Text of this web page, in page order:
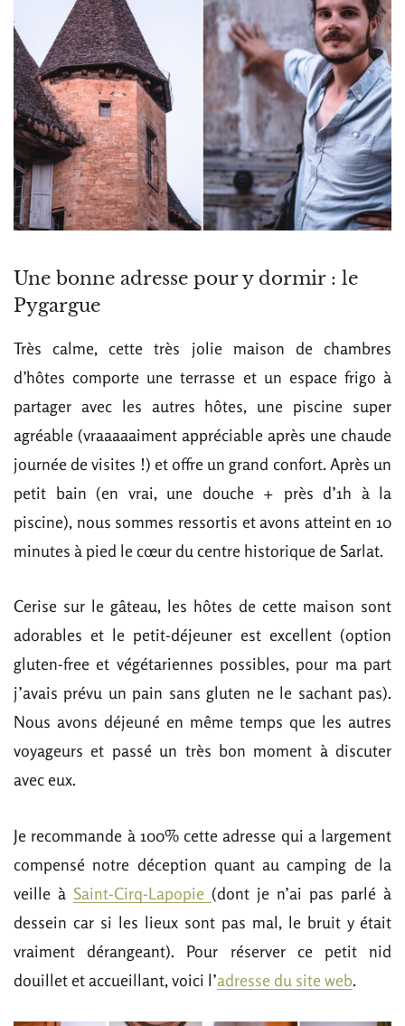
Une bonne adresse pour y dormir : le
Pygargue
Très calme, cette très jolie maison de chambres
d’hôtes comporte une terrasse et un espace frigo à
partager avec les autres hôtes, une piscine super
agréable (vraaaaaiment appréciable après une chaude
journée de visites !) et offre un grand confort. Après un
petit bain (en vrai, une douche + près d’1h à la
piscine), nous sommes ressortis et avons atteint en 10
minutes à pied le cœur du centre historique de Sarlat.
Cerise sur le gâteau, les hôtes de cette maison sont
adorables et le petit-déjeuner est excellent (option
gluten-free et végétariennes possibles, pour ma part
j’avais prévu un pain sans gluten ne le sachant pas).
Nous avons déjeuné en même temps que les autres
voyageurs et passé un très bon moment à discuter
avec eux.
Je recommande à 100% cette adresse qui a largement
compensé notre déception quant au camping de la
veille à Saint-Cirq-Lapopie (dont je n’ai pas parlé à
dessein car si les lieux sont pas mal, le bruit y était
vraiment dérangeant). Pour réserver ce petit nid
douillet et accueillant, voici l’adresse du site web.